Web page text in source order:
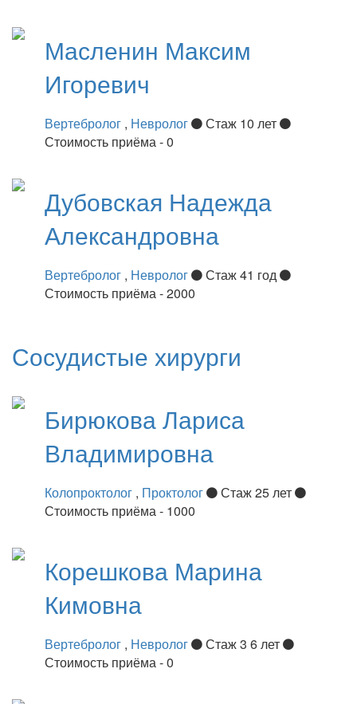
Масленин Максим
Игоревич
Вертебролог , Невролог
Стаж 10 лет
Стоимость приёма - 0
Дубовская Надежда
Александровна
Вертебролог , Невролог
Стаж 41 год
Стоимость приёма - 2000
Сосудистые хирурги
БирюковаЛариса
Владимировна
Колопроктолог , Проктолог
Стаж 25 лет
Стоимость приёма - 1000
Корешкова Марина
Кимовна
Вертебролог , Невролог
Стаж 3 6 лет
Стоимость приёма - 0